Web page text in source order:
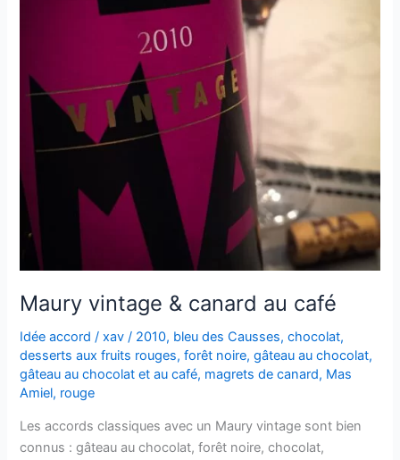
Maury vintage & canard au café
Idée accord /xav/ 2010, bleu des Causses,chocolat,
desserts aux fruits rouges,forêt noire,gâteau au chocolat,
gâteau au chocolat et au café, magrets de canard, Mas
Amiel, rouge
Les accords classiques avec un Maury vintage sont bien
connus : gâteau au chocolat, forêt noire, chocolat,